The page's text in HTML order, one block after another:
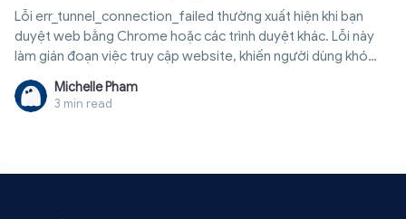
Lỗi err_tunnel_connection_failed thường xuất hiện khi bạn
duyệt web bằng Chrome hoặc các trình duyệt khác. Lỗi này
làm gián đoạn việc truy cập website, khiến người dùng khó
chịu. Nguyên nhân chính thường liên quan đến proxy, VPN hoặc
cài đặt mạng. May mắn thay, bạn có thể tự khắc phục lỗi này
chỉ trong vài phút mà không cần chuyên gia. Trong bài viết này,
nhanh chóng khắc phục và trở lại duyệt web bình thường.
Michelle Pham
3 min read